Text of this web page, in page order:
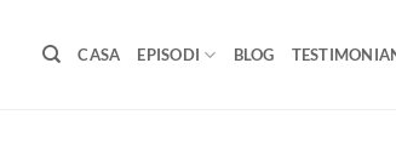
CASA EPISODI BLOG